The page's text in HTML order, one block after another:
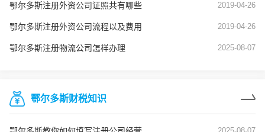
鄂尔多斯注册外资公司证照共有哪些 2019-04-26
鄂尔多斯注册外资公司流程以及费用 2019-04-26
鄂尔多斯注册物流公司怎样办理 2025-08-07
鄂尔多斯财税知识